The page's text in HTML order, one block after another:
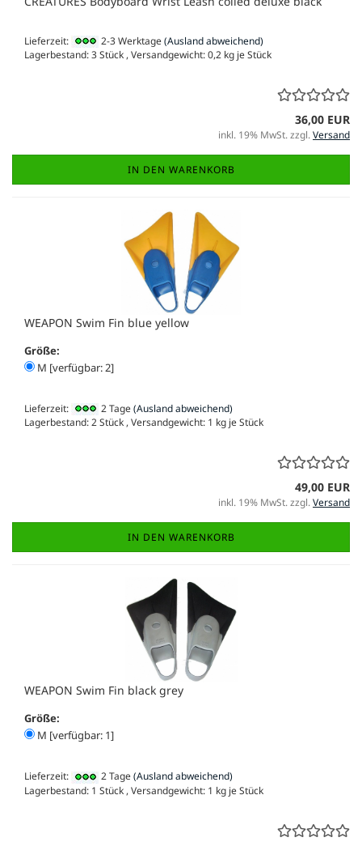
Lieferzeit: 2-3 Werktage(Ausland abweichend)
Lagerbestand: 3 Stück , Versandgewicht:0,2 kg je Stück
36,00 EUR
inkl. 19% MwSt. zzgl.Versand
IN DEN WARENKORB
WEAPON Swim Fin blue yellow
Größe:
M [verfügbar: 2]
Lieferzeit: 2 Tage(Ausland abweichend)
Lagerbestand: 2 Stück , Versandgewicht: 1 kg je Stück
49,00 EUR
inkl. 19% MwSt. zzgl.Versand
IN DEN WARENKORB
WEAPON Swim Fin black grey
Größe:
M [verfügbar: 1]
Lieferzeit: 2 Tage(Ausland abweichend)
Lagerbestand: 1 Stück , Versandgewicht: 1 kg je Stück